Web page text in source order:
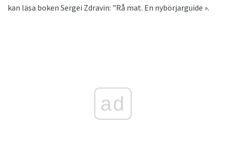
kan läsa boken Sergei Zdravin: "Rå mat. En nybörjarguide ».
ad